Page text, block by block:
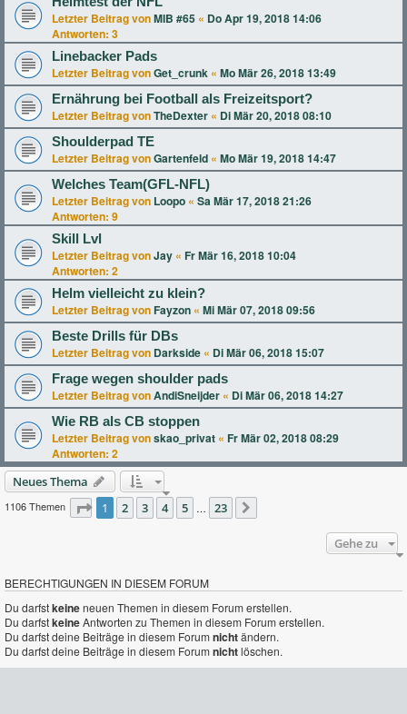
Letzter Beitrag vonMIB #65 « Do Apr 19, 2018 14:06
Antworten: 3
Linebacker Pads
Letzter Beitrag vonGet_crunk « Mo Mär 26, 2018 13:49
Ernährung bei Football als Freizeitsport?
Letzter Beitrag vonTheDexter « Di Mär 20, 2018 08:10
Shoulderpad TE
Letzter Beitrag vonGartenfeld « Mo Mär 19, 2018 14:47
Welches Team(GFL-NFL)
Letzter Beitrag von Loopo « Sa Mär 17, 2018 21:26
Antworten: 9
Skill Lvl
Letzter Beitrag vonJay « Fr Mär 16, 2018 10:04
Antworten: 2
Helm vielleicht zu klein?
Letzter Beitrag von Fayzon « Mi Mär 07, 2018 09:56
Beste Drills für DBs
Letzter Beitrag von Darkside « Di Mär 06, 2018 15:07
Frage wegen shoulder pads
Letzter Beitrag vonAndiSneijder « Di Mär 06, 2018 14:27
Wie RB als CB stoppen
Letzter Beitrag vonskao_privat « Fr Mär 02, 2018 08:29
Antworten: 2
Neues Thema
1106 Themen Seite1 von 23
1 2 3 4 5 … 23
Gehe zu
BERECHTIGUNGEN IN DIESEM FORUM
Du darfstkeineneuen Themen in diesem Forum erstellen.
Du darfstkeineAntworten zu Themen in diesem Forum erstellen.
Du darfst deine Beiträge in diesem Forumnichtändern.
Du darfst deine Beiträge in diesem Forumnichtlöschen.